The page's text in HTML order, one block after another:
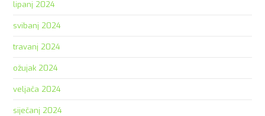
lipanj 2024
svibanj 2024
travanj 2024
ožujak 2024
veljača 2024
siječanj 2024